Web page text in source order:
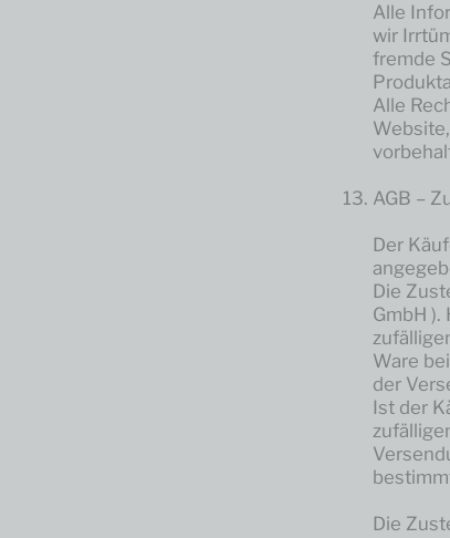
Alle
wir
fremde
Alle
AGB –
Der
Die
GmbH
Ware
der
Ist der
Die